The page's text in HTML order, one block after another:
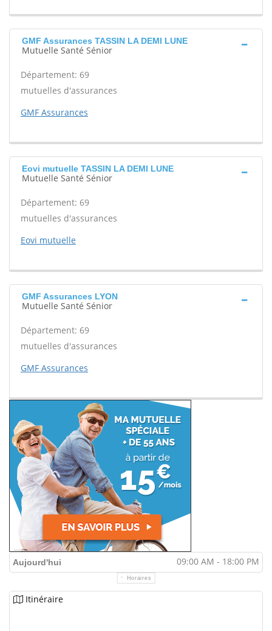
GMF Assurances TASSIN LA DEMI LUNE
Mutuelle Santé Sénior
Département: 69
mutuelles d'assurances
GMF Assurances
Eovi mutuelle TASSIN LA DEMI LUNE
Mutuelle Santé Sénior
Département: 69
mutuelles d'assurances
Eovi mutuelle
GMF Assurances LYON
Mutuelle Santé Sénior
Département: 69
mutuelles d'assurances
GMF Assurances
Aujourd'hui 09:00 AM - 18:00 PM
Horaires
Itinéraire